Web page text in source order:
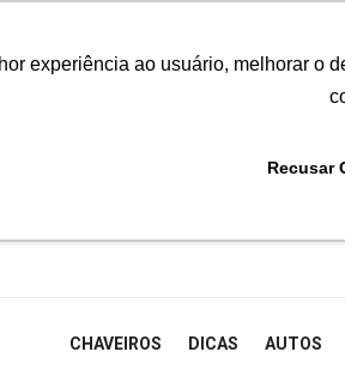
experiência ao usuário, melhorar o
Recusar
CHAVEIROS DICAS AUTOS